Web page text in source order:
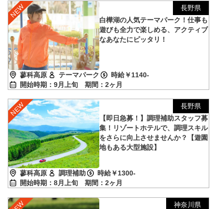
長野県
白樺湖の人気テーマパーク！仕事も
遊びも全力で楽しめる、アクティブ
なあなたにピッタリ！
蓼科高原 テーマパーク
時給￥1140-
開始時期：9月上旬 期間：2ヶ月
長野県
【即日急募！】調理補助スタッフ募
集！リゾートホテルで、調理スキル
をさらに向上させませんか？【遊園
地もある大型施設】
蓼科高原 調理補助
時給￥1300-
開始時期：8月上旬 期間：2ヶ月
神奈川県